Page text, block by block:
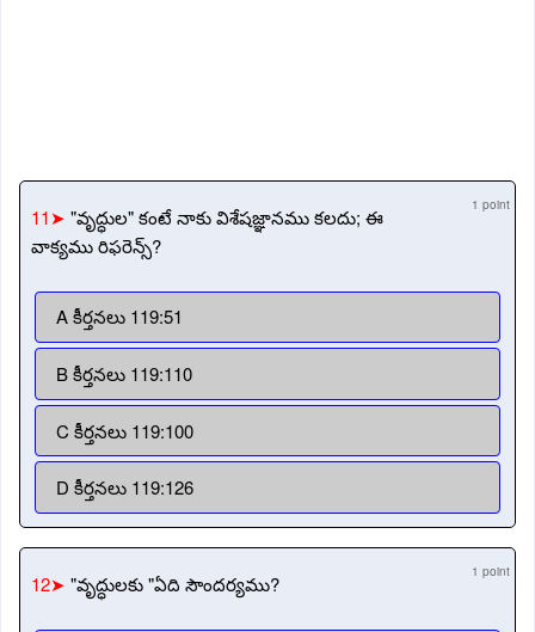
11➤ "వృద్ధుల" కంటే నాకు విశేషజ్ఞానము కలదు; ఈ
వాక్యము రిఫరెన్స్?
1 point
A కీర్తనలు 119:51
B కీర్తనలు 119:110
C కీర్తనలు 119:100
D కీర్తనలు 119:126
12➤ "వృద్ధులకు "ఏది సౌందర్యము? 1 point